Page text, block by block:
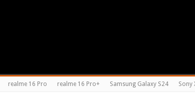
realme 16 Pro realme 16 Pro+ Samsung Galaxy S24 Sony